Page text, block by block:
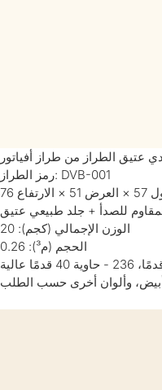
عتيق الطراز من طراز أفياتور
رمز الطراز: DVB-001
76
للصدأ + جلد طبيعي عتيق
الوزن الإجمالي (كجم): 20
الحجم (م³): 0.26
أبيض، وألوان أخرى حسب الطلب